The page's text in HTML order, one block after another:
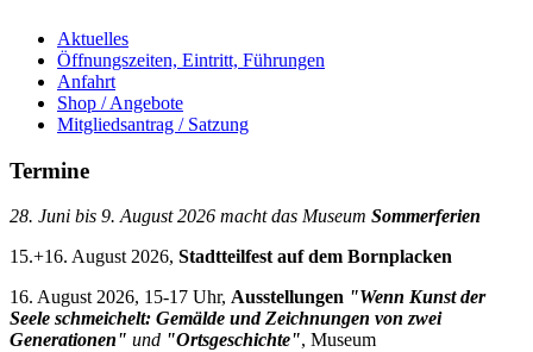
Aktuelles
Öffnungszeiten, Eintritt, Führungen
Anfahrt
Shop / Angebote
Mitgliedsantrag / Satzung
Termine
28. Juni bis 9. August 2026 macht das Museum Sommerferien
15.+16. August 2026, Stadtteilfest auf dem Bornplacken
16. August 2026, 15-17 Uhr, Ausstellungen "Wenn Kunst der
Seele schmeichelt: Gemälde und Zeichnungen von zwei
Generationen" und "Ortsgeschichte", Museum